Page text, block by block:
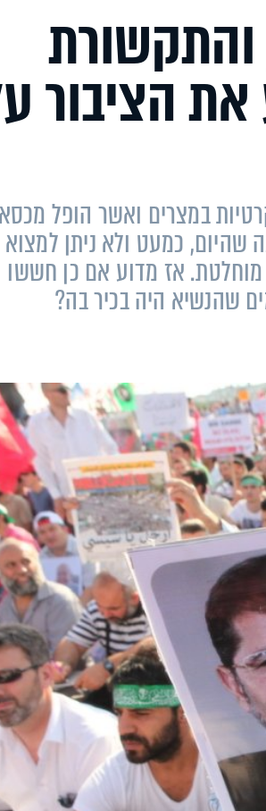
הציבור
במצרים ואשר הופל
כמעט ולא ניתן למצוא
מוחלטת. אז מדוע אם כן חששו
שהנשיא היה בכיר בה?